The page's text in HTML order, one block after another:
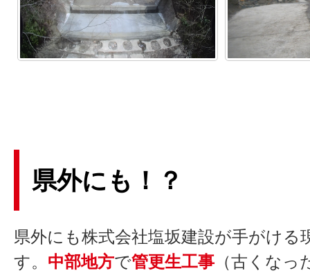
県外にも！？
県外にも株式会社塩坂建設が手がける
す。 中部地方で管更生工事 （古くな